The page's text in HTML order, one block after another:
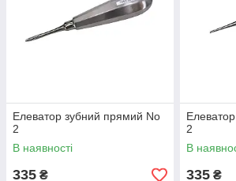
Елеватор зубний прямий No
2
В наявності
335 ₴
2
В
335 ₴